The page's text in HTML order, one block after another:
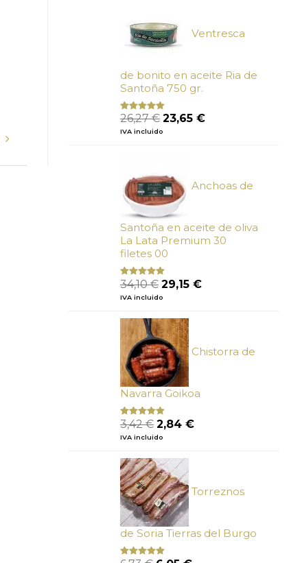
Ventresca
de bonito en aceite Ria de
Santoña 750 gr.
Valorado
con
5
26,27€ El
precio
23,65 €El
IVA incluido
Anchoas de
Santoña en aceite de oliva
La Lata Premium 30
filetes 00
Valorado
con
de 5
34,10€ El
precio
era:
34,10 €.
29,15 €El
IVA incluido
Chistorra de
Navarra Goikoa
Valorado
con
de 5
3,42€ El
precio
era:
3,42 €.
2,84 €El
IVA incluido
Torreznos
de Soria Tierras del Burgo